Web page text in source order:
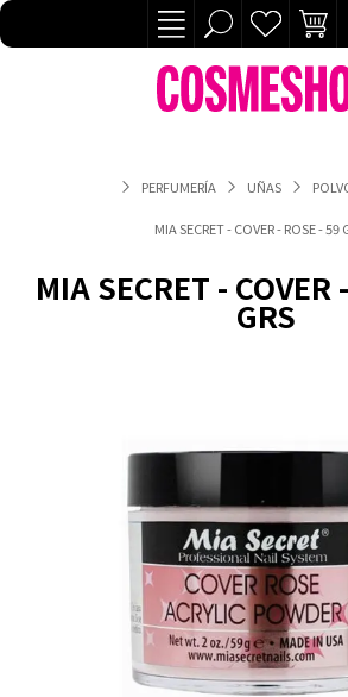
PERFUMERÍA UÑAS
MIA SECRET - COVER - ROSE - 59
MIA SECRET - COVER
GRS